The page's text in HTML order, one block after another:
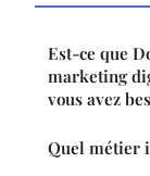
Est-ce que
marketing
vous avez
Quel métier